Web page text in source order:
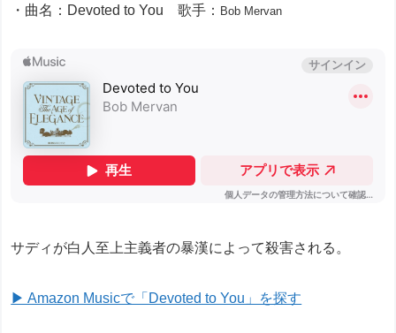
・曲名：Devoted to You 歌手： Bob Mervan
サディが白人至上主義者の暴漢によって殺害される。
▶ Amazon Musicで「Devoted to You」を探す